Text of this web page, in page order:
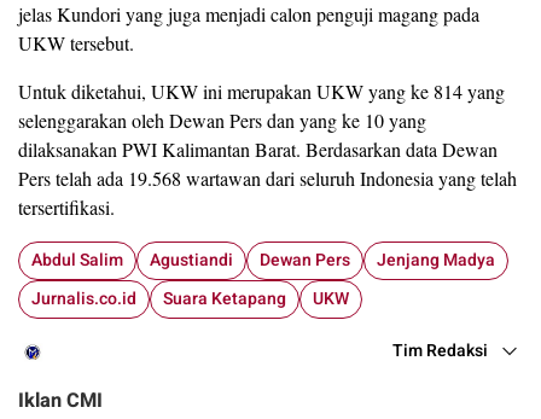
jelas Kundori yang juga menjadi calon penguji magang pada
UKW tersebut.
Untuk diketahui, UKW ini merupakan UKW yang ke 814 yang
selenggarakan oleh Dewan Pers dan yang ke 10 yang
dilaksanakan PWI Kalimantan Barat. Berdasarkan data Dewan
Pers telah ada 19.568 wartawan dari seluruh Indonesia yang telah
tersertifikasi.
Abdul Salim Agustiandi Dewan Pers
Jenjang Madya
Jurnalis.co.id
Suara Ketapang UKW
Tim Redaksi
Iklan CMI